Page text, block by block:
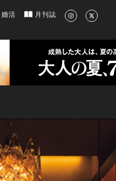
洗練されたライフスタイル情報
活 月刊誌